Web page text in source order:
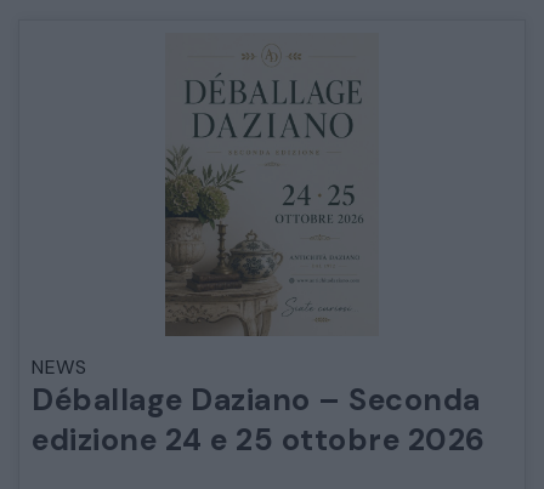
NEWS
Déballage Daziano – Seconda
edizione 24 e 25 ottobre 2026